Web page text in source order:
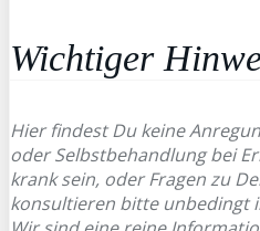
Wichtiger
Hier findest Du keine
oder Selbstbehandlung bei
krank sein, oder Fragen zu
konsultieren bitte unbedingt